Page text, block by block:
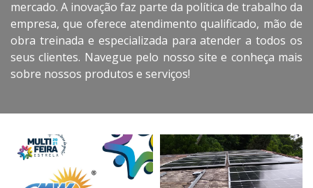
mercado. A inovação faz parte da política de trabalho da
empresa, que oferece atendimento qualificado, mão de
obra treinada e especializada para atender a todos os
seus clientes. Navegue pelo nosso site e conheça mais
sobre nossos produtos e serviços!